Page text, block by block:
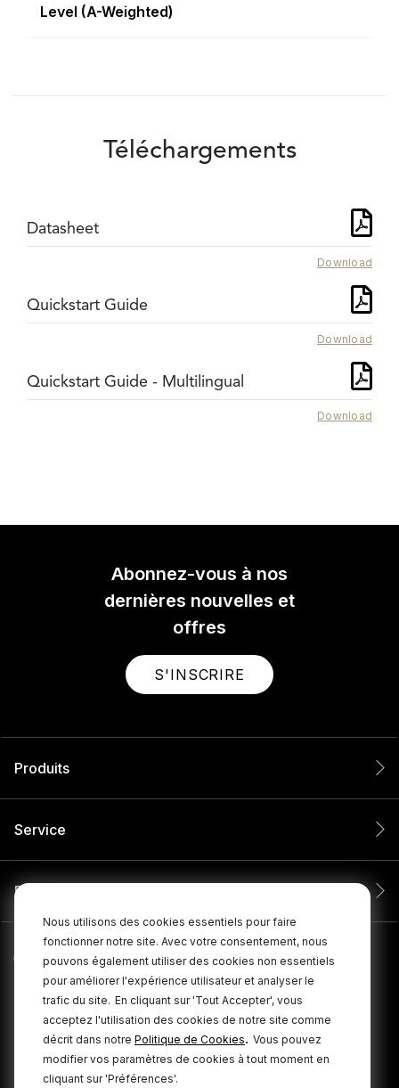
Nous utilisons des cookies essentiels pour faire
fonctionner notre site. Avec votre consentement, nous
pouvons également utiliser des cookies non essentiels
pour améliorer l'expérience utilisateur et analyser le
trafic du site. En cliquant sur 'Tout Accepter', vous
acceptez l'utilisation des cookies de notre site comme
décrit dans notre Politique de Cookies. Vous pouvez
modifier vos paramètres de cookies à tout moment en
cliquant sur 'Préférences'.
Level (A-Weighted)
Téléchargements
Datasheet
Download
Quickstart Guide
Download
Quickstart Guide - Multilingual
Download
Abonnez-vous à nos
dernières nouvelles et
offres
S'INSCRIRE
Produits
Service
Entreprise